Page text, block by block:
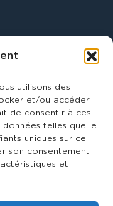
utilisons des
et/ou accéder
de consentir à ces
telles que le
uniques sur ce
son consentement
et
Cookies